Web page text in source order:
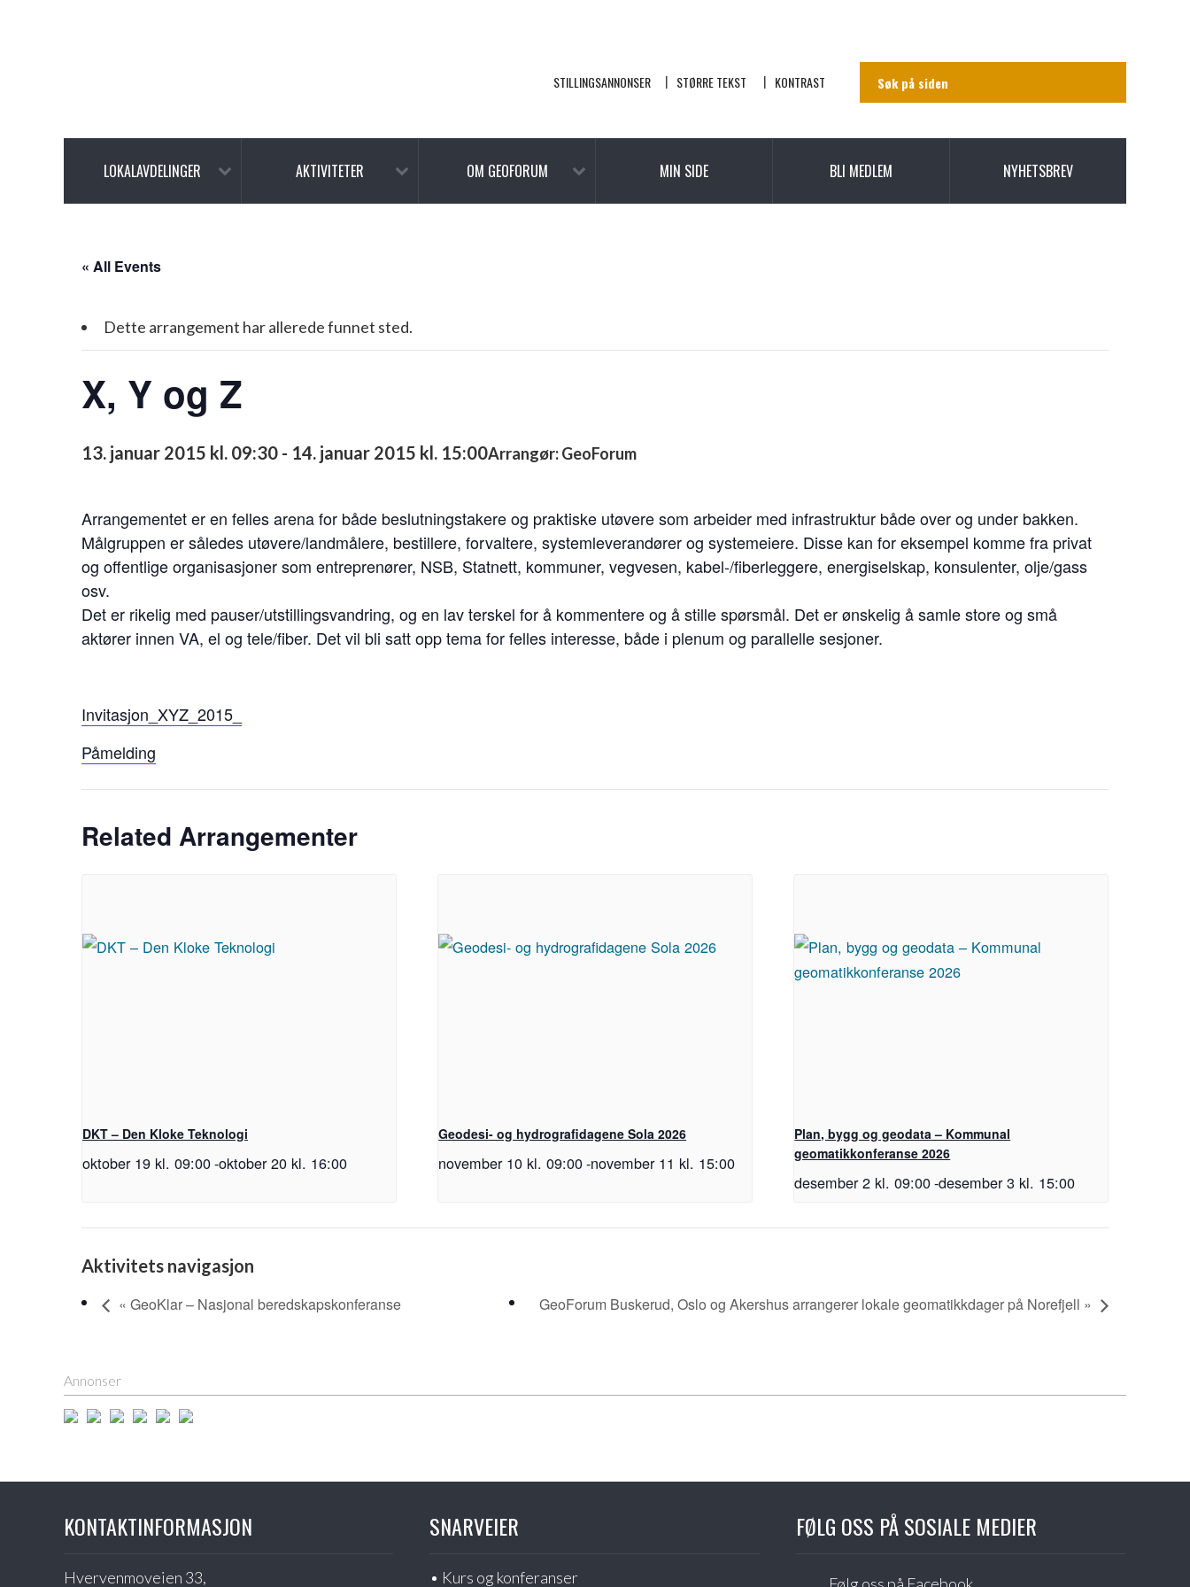
STILLINGSANNONSER STØRRE TEKST KONTRAST
LOKALAVDELINGER AKTIVITETER OM GEOFORUM MIN SIDE BLI MEDLEM NYHETSBREV
« All Events
Dette arrangement har allerede funnet sted.
X, Y og Z
13. januar 2015 kl. 09:30 - 14. januar 2015 kl. 15:00Arrangør: GeoForum
Arrangementet er en felles arena for både beslutningstakere og praktiske utøvere som arbeider med infrastruktur både over og under bakken.
Målgruppen er således utøvere/landmålere, bestillere, forvaltere, systemleverandører og systemeiere. Disse kan for eksempel komme fra privat
og offentlige organisasjoner som entreprenører, NSB, Statnett, kommuner, vegvesen, kabel-/fiberleggere, energiselskap, konsulenter, olje/gass
osv.
Det er rikelig med pauser/utstillingsvandring, og en lav terskel for å kommentere og å stille spørsmål. Det er ønskelig å samle store og små
aktører innen VA, el og tele/fiber. Det vil bli satt opp tema for felles interesse, både i plenum og parallelle sesjoner.
Invitasjon_XYZ_2015_
Påmelding
Related Arrangementer
DKT – Den Kloke Teknologi
oktober 19 kl. 09:00-oktober 20 kl. 16:00
Geodesi- og hydrografidagene Sola 2026
november 10 kl. 09:00-november 11 kl. 15:00
Plan, bygg og geodata – Kommunal
geomatikkonferanse 2026
desember 2 kl. 09:00-desember 3 kl. 15:00
Aktivitets navigasjon
« GeoKlar – Nasjonal beredskapskonferanse GeoForum Buskerud, Oslo og Akershus arrangerer lokale geomatikkdager på Norefjell »
Annonser
KONTAKTINFORMASJON
Hvervenmoveien 33,
SNARVEIER
Kurs og konferanser
FØLG OSS PÅ SOSIALE MEDIER